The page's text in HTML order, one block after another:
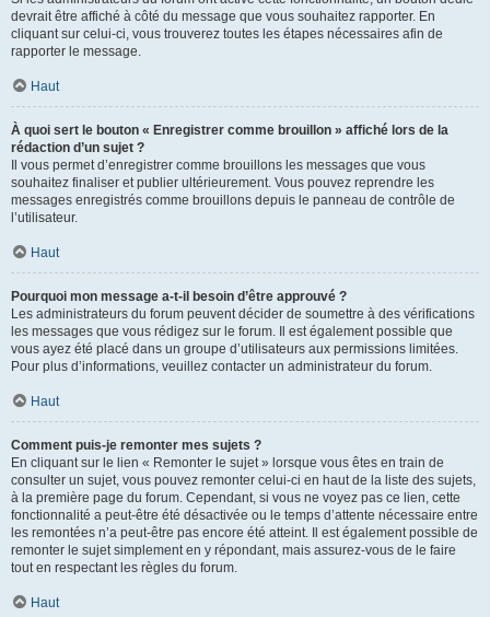
devrait être affiché à côté du message que vous souhaitez rapporter. En
cliquant sur celui-ci, vous trouverez toutes les étapes nécessaires afin de
rapporter le message.
Haut
À quoi sert le bouton « Enregistrer comme brouillon » affiché lors de la
rédaction d’un sujet ?
Il vous permet d’enregistrer comme brouillons les messages que vous
souhaitez finaliser et publier ultérieurement. Vous pouvez reprendre les
messages enregistrés comme brouillons depuis le panneau de contrôle de
l’utilisateur.
Haut
Pourquoi mon message a-t-il besoin d’être approuvé ?
Les administrateurs du forum peuvent décider de soumettre à des vérifications
les messages que vous rédigez sur le forum. Il est également possible que
vous ayez été placé dans un groupe d’utilisateurs aux permissions limitées.
Pour plus d’informations, veuillez contacter un administrateur du forum.
Haut
Comment puis-je remonter mes sujets ?
En cliquant sur le lien « Remonter le sujet » lorsque vous êtes en train de
consulter un sujet, vous pouvez remonter celui-ci en haut de la liste des sujets,
à la première page du forum. Cependant, si vous ne voyez pas ce lien, cette
fonctionnalité a peut-être été désactivée ou le temps d’attente nécessaire entre
les remontées n’a peut-être pas encore été atteint. Il est également possible de
remonter le sujet simplement en y répondant, mais assurez-vous de le faire
tout en respectant les règles du forum.
Haut